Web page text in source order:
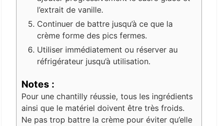
l’extrait de vanille.
Continuer de battre jusqu’à ce que la
crème forme des pics fermes.
Utiliser immédiatement ou réserver au
réfrigérateur jusqu’à utilisation.
Notes :
Pour une chantilly réussie, tous les ingrédients
ainsi que le matériel doivent être très froids.
Ne pas trop battre la crème pour éviter qu’elle